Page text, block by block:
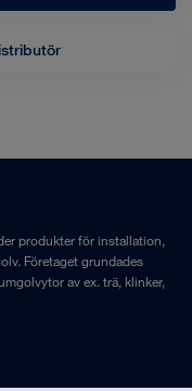
produkter för installation,
Företaget grundades
av ex. trä, klinker,